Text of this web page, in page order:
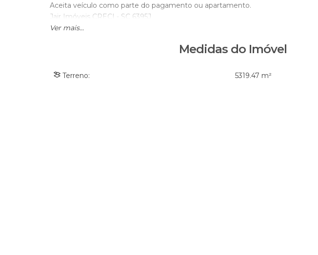
Aceita veículo como parte do pagamento ou apartamento.
Jair Imóveis CRECI - SC 6395J
Ver mais...
Medidas do Imóvel
Terreno: 5319.47 m²CRECI